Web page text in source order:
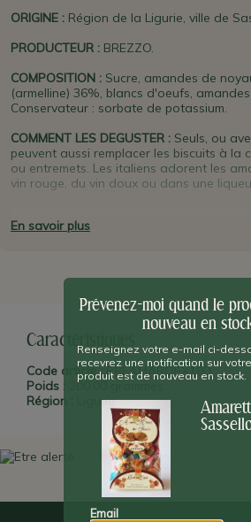
ORIGINE : Région de la Ligurie, ville de
PRODUCTEUR : BREZZO.
COMPOSITION : Sucre, amandes de
(armelline) 36%, blancs d'oeufs,
Conservateur : sorbate de potassium.
COMMENT LES DEGUSTER : Seuls, ou
peuvent aussi remplacer les biscuits à la
ou entremets. Les italiens adorent les
vin rouge, du vin doux ou dans une
survient lorsque on croque ces biscuits
En savoir plus
Caractéristiques
Code article : BREAMABOEX190
Poids :
200,00 grammes
Région :
Ligurie
Prévenez-moi quand le
nouveau en
Renseignez votre e-mail ci-
recevrez une notification sur
produit est de nouveau en stock.
Email